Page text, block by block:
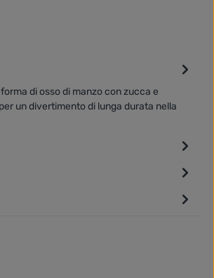
di osso di manzo con zucca e
un divertimento di lunga durata nella